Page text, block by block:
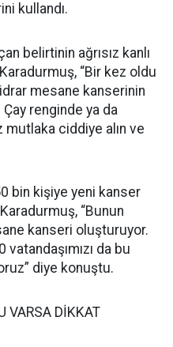
kullandı.
belirtinin ağrısız kanlı
“Bir kez oldu
idrar mesane kanserinin
renginde ya da
mutlaka ciddiye alın ve
bin kişiye yeni kanser
“Bunun
kanseri oluşturuyor.
vatandaşımızı da bu
diye konuştu.
VARSA DİKKAT